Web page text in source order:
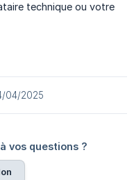
technique ou votre
04/2025
vos questions ?